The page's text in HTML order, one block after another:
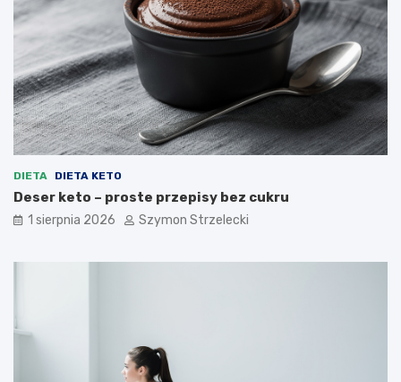
DIETA DIETA KETO
Deser keto – proste przepisy bez cukru
1 sierpnia 2026 Szymon Strzelecki